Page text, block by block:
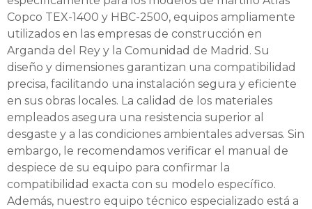
Copco TEX-1400 y HBC-2500, equipos ampliamente
utilizados en las empresas de construcción en
Arganda del Rey y la Comunidad de Madrid. Su
diseño y dimensiones garantizan una compatibilidad
precisa, facilitando una instalación segura y eficiente
en sus obras locales. La calidad de los materiales
empleados asegura una resistencia superior al
desgaste y a las condiciones ambientales adversas. Sin
embargo, le recomendamos verificar el manual de
despiece de su equipo para confirmar la
compatibilidad exacta con su modelo específico.
Además, nuestro equipo técnico especializado está a